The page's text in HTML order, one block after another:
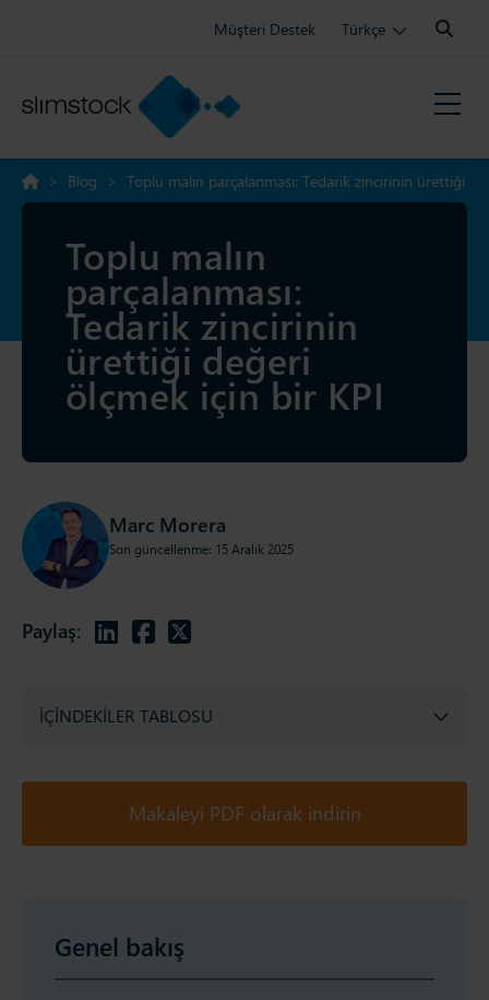
Müşteri Destek Türkçe
Search:
> Blog > Toplu malın parçalanması: Tedarik zincirinin ürettiği
değeri ölçmek için bir KPI
Toplu malın
parçalanması:
Tedarik zincirinin
ürettiği değeri
ölçmek için bir KPI
Paylaş:
Marc Morera
Son güncellenme: 15 Aralık 2025
İÇINDEKILER TABLOSU
Makaleyi PDF olarak indirin
Genel bakış